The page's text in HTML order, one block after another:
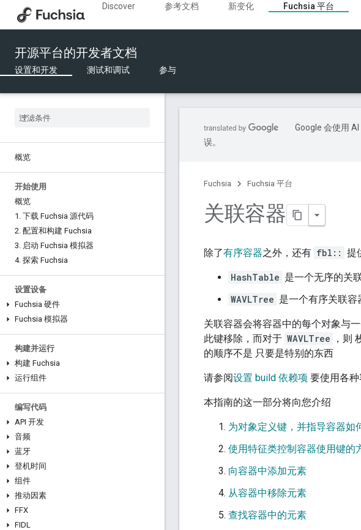
Discover 参考文档 新变化
Fuchsia 平台
开源平台的开发者文档
设置和开发 测试和调试 参与
概览
开始使用
概览
1 . 下载 Fuchsia 源代码
2. 配置和构建 Fuchsia
3. 启动 Fuchsia 模拟器
4. 探索 Fuchsia
设置设备
Fuchsia 硬件
Fuchsia 模拟器
构建并运行
构建 Fuchsia
运行组件
编写代码
API 开发
音频
蓝牙
登机时间
组件
推动因素
FFX
FIDL
Google 会使用
误。
Fuchsia Fuchsia 平台
关联容器
除了有序容器之外，还有 fbl:: 提
HashTable 是一个无序的关
WAVLTree 是一个有序关联容
关联容器会将容器中的每个对象与
此键移除，而对于 WAVLTree ，则
的顺序不是 只要是特别的东西
请参阅设置 build 依赖项 要使用各
本指南的这一部分将向您介绍
为对象定义键，并指导容器如
使用特征类控制容器使用键的
向容器中添加元素
从容器中移除元素
查找容器中的元素